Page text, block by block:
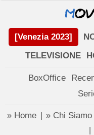
[Venezia 2023]
TELEVISIONE
BoxOffice
» Home » Chi Siamo
|